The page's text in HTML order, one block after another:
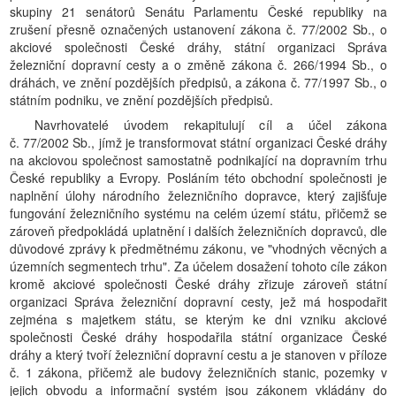
skupiny 21 senátorů Senátu Parlamentu České republiky na
zrušení přesně označených ustanovení zákona č. 77/2002 Sb., o
akciové společnosti České dráhy, státní organizaci Správa
železniční dopravní cesty a o změně zákona č. 266/1994 Sb., o
dráhách, ve znění pozdějších předpisů, a zákona č. 77/1997 Sb., o
státním podniku, ve znění pozdějších předpisů.
Navrhovatelé úvodem rekapitulují cíl a účel zákona
č. 77/2002 Sb., jímž je transformovat státní organizaci České dráhy
na akciovou společnost samostatně podnikající na dopravním trhu
České republiky a Evropy. Posláním této obchodní společnosti je
naplnění úlohy národního železničního dopravce, který zajišťuje
fungování železničního systému na celém území státu, přičemž se
zároveň předpokládá uplatnění i dalších železničních dopravců, dle
důvodové zprávy k předmětnému zákonu, ve "vhodných věcných a
územních segmentech trhu". Za účelem dosažení tohoto cíle zákon
kromě akciové společnosti České dráhy zřizuje zároveň státní
organizaci Správa železniční dopravní cesty, jež má hospodařit
zejména s majetkem státu, se kterým ke dni vzniku akciové
společnosti České dráhy hospodařila státní organizace České
dráhy a který tvoří železniční dopravní cestu a je stanoven v příloze
č. 1 zákona, přičemž ale budovy železničních stanic, pozemky v
jejich obvodu a informační systém jsou zákonem vkládány do